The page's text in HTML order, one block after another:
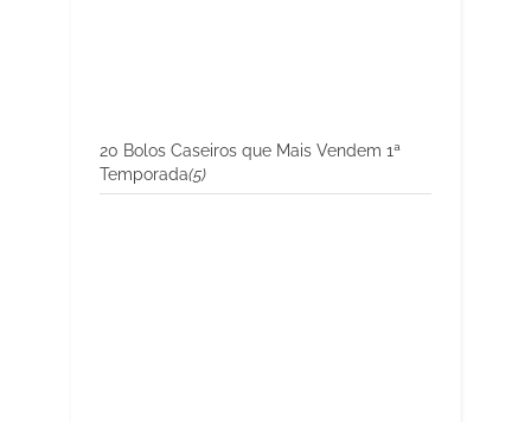
20 Bolos Caseiros que Mais Vendem 1ª
Temporada(5)